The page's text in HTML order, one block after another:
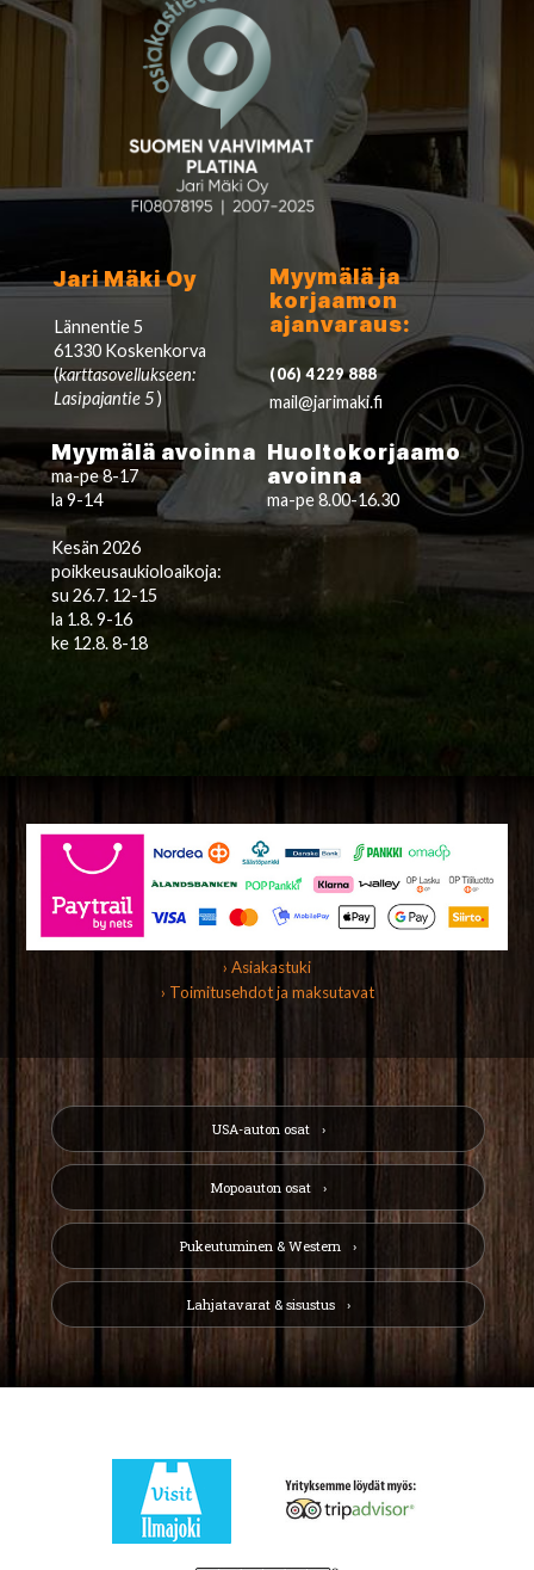
Jari Mäki Oy
Lännentie 5
61330 Koskenkorva
(karttasovellukseen:
Lasipajantie 5)
Myymälä ja
korjaamon
ajanvaraus:
(06) 4229 888
mail@jarimaki.fi
Myymälä avoinna
ma-pe 8-17
la 9-14
Kesän 2026
poikkeusaukioloaikoja:
su 26.7. 12-15
la 1.8. 9-16
ke 12.8. 8-18
Huoltokorjaamo
avoinna
ma-pe 8.00-16.30
› Asiakastuki
› Toimitusehdot ja maksutavat
USA-auton osat
Mopoauton osat
Pukeutuminen & Western
Lahjatavarat & sisustus